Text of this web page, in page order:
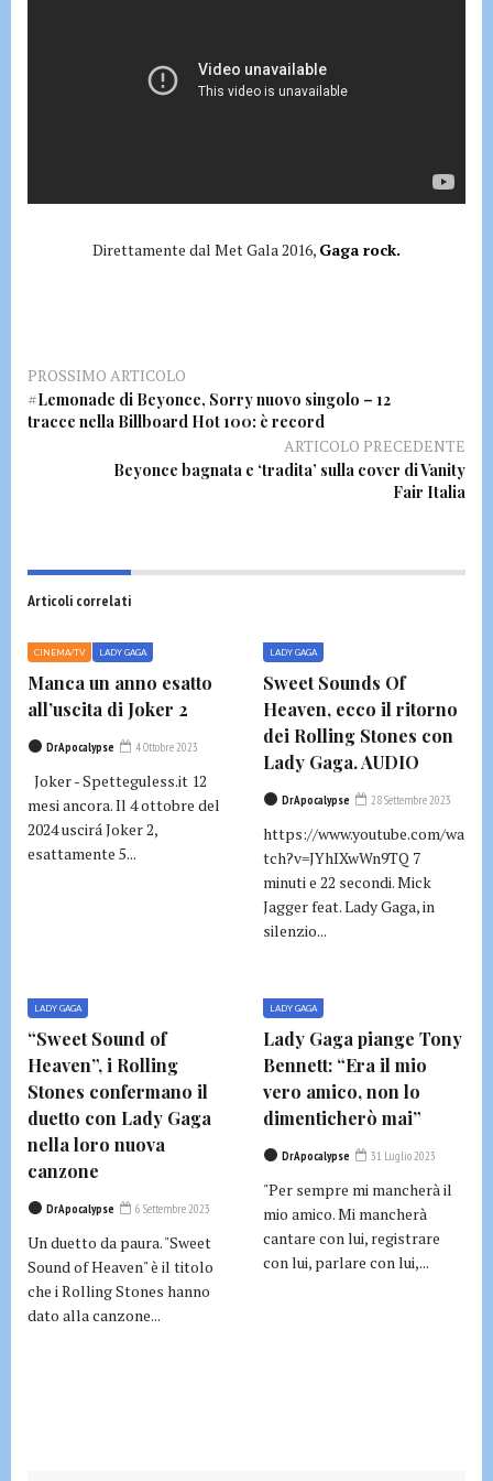
Direttamente dal Met Gala 2016, Gaga rock.
PROSSIMO ARTICOLO
#Lemonade di Beyonce, Sorry nuovo singolo – 12
tracce nella Billboard Hot 100: è record
ARTICOLO PRECEDENTE
Beyonce bagnata e ‘tradita’ sulla cover di Vanity
Fair Italia
Articoli correlati
CINEMA/TV LADY GAGA
Manca un anno esatto
all’uscita di Joker 2
DrApocalypse 4 Ottobre 2023
Joker - Spetteguless.it 12
mesi ancora. Il 4 ottobre del
2024 uscirá Joker 2,
esattamente 5...
LADY GAGA
Sweet Sounds Of
Heaven, ecco il ritorno
dei Rolling Stones con
Lady Gaga. AUDIO
DrApocalypse 28 Settembre 2023
https://www.youtube.com/wa
tch?v=JYhIXwWn9TQ 7
minuti e 22 secondi. Mick
Jagger feat. Lady Gaga, in
silenzio...
LADY GAGA
“Sweet Sound of
Heaven”, i Rolling
Stones confermano il
duetto con Lady Gaga
nella loro nuova
canzone
DrApocalypse 6 Settembre 2023
Un duetto da paura. "Sweet
Sound of Heaven" è il titolo
che i Rolling Stones hanno
dato alla canzone...
LADY GAGA
Lady Gaga piange Tony
Bennett: “Era il mio
vero amico, non lo
dimenticherò mai”
DrApocalypse 31 Luglio 2023
"Per sempre mi mancherà il
mio amico. Mi mancherà
cantare con lui, registrare
con lui, parlare con lui,...